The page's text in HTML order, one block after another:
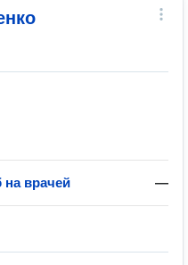
на врачей —